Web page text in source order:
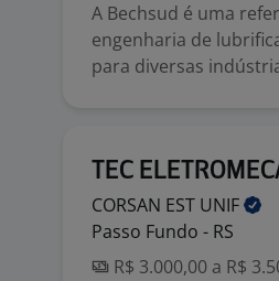
A Bechsud é uma
engenharia de
para diversas
TEC
CORSAN EST UNIF
Passo Fundo - RS
R$ 3.000,00 a R$